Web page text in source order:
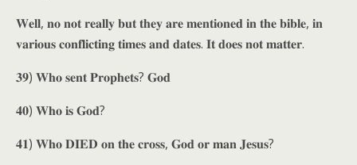
𝐖𝐞𝐥𝐥, 𝐧𝐨 𝐧𝐨𝐭 𝐫𝐞𝐚𝐥𝐥𝐲 𝐛𝐮𝐭 𝐭𝐡𝐞𝐲 𝐚𝐫𝐞 𝐦𝐞𝐧𝐭𝐢𝐨𝐧𝐞𝐝 𝐢𝐧 𝐭𝐡𝐞 𝐛𝐢𝐛𝐥𝐞, 𝐢𝐧
𝐯𝐚𝐫𝐢𝐨𝐮𝐬 𝐜𝐨𝐧𝐟𝐥𝐢𝐜𝐭𝐢𝐧𝐠 𝐭𝐢𝐦𝐞𝐬 𝐚𝐧𝐝 𝐝𝐚𝐭𝐞𝐬. 𝐈𝐭 𝐝𝐨𝐞𝐬 𝐧𝐨𝐭 𝐦𝐚𝐭𝐭𝐞𝐫.
𝟑𝟗) 𝐖𝐡𝐨 𝐬𝐞𝐧𝐭 𝐏𝐫𝐨𝐩𝐡𝐞𝐭𝐬? 𝐆𝐨𝐝
𝟒𝟎) 𝐖𝐡𝐨 𝐢𝐬 𝐆𝐨𝐝?
𝟒𝟏) 𝐖𝐡𝐨 𝐃𝐈𝐄𝐃 𝐨𝐧 𝐭𝐡𝐞 𝐜𝐫𝐨𝐬𝐬, 𝐆𝐨𝐝 𝐨𝐫 𝐦𝐚𝐧 𝐉𝐞𝐬𝐮𝐬?